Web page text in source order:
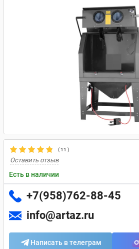
(11 )
Оставить отзыв
Есть в наличии
+7(958)762-88-45
info@artaz.ru
Написать в телеграм